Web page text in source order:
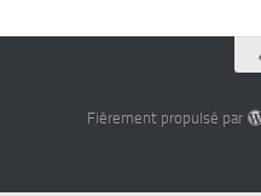
Fièrement propulsé par